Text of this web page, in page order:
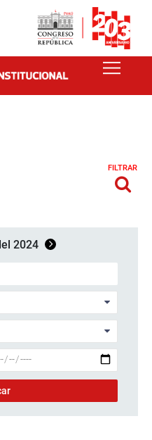
FILTRAR
2024